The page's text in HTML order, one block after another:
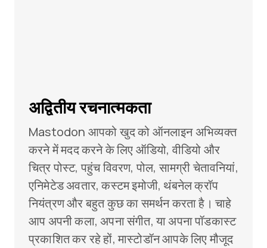
अद्वितीय रचनात्मकता
Mastodon आपको खुद को ऑनलाइन अभिव्यक्त
करने में मदद करने के लिए ऑडियो, वीडियो और
चित्र पोस्ट, पहुंच विवरण, पोल, सामग्री चेतावनियां,
एनिमेटेड अवतार, कस्टम इमोजी, थंबनेल क्रॉप
नियंत्रण और बहुत कुछ का समर्थन करता है। चाहे
आप अपनी कला, अपना संगीत, या अपना पॉडकास्ट
प्रकाशित कर रहे हों, मास्टोडॉन आपके लिए मौजूद